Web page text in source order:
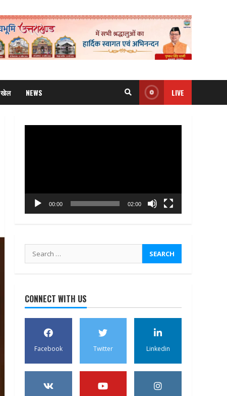
खेल NEWS LIVE
00:00 02:00
Search
for:
CONNECT WITH US
Facebook Twitter Linkedin